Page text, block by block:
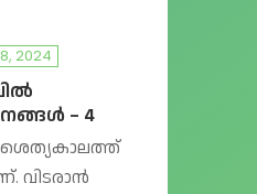
2024
– 4
വിടരാൻ